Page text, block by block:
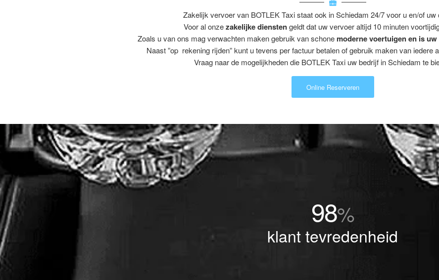
Zakelijk vervoer van BOTLEK Taxi staat ook in Schiedam 24/7 voor u en/of uw
Voor al onzezakelijke dienstengeldt dat uw vervoer altijd 10 minuten
Zoals u van ons mag verwachten maken gebruik van schone moderne voertuigen en is
Naast ”op rekening rijden” kunt u tevens per factuur betalen of gebruik maken van iedere
Vraag naar de mogelijkheden die BOTLEK Taxi uw bedrijf in Schiedam te
Online Reserveren
98%
klant tevredenheid